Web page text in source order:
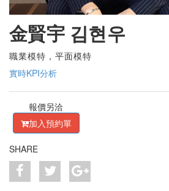
金賢宇 김현우
職業模特，平面模特
實時KPI分析
報價另洽
加入預約單
SHARE